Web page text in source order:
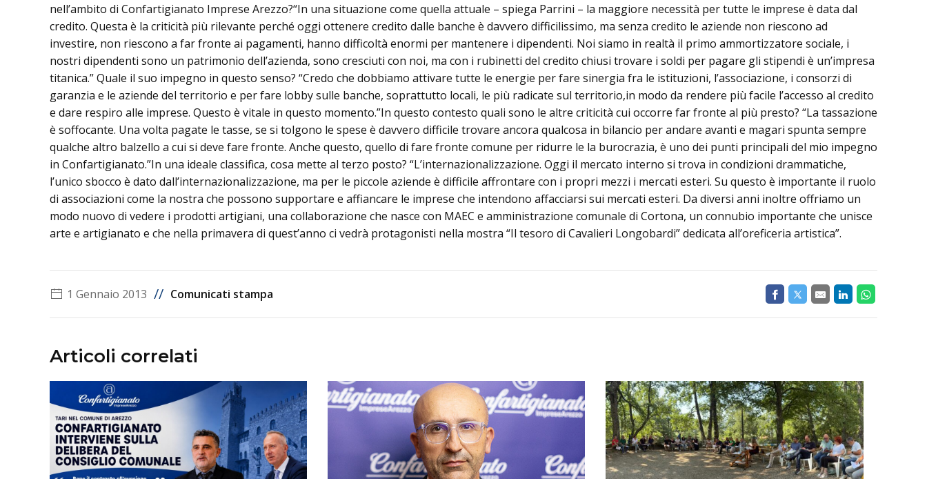
nell’ambito di Confartigianato Imprese Arezzo?“In una situazione come quella attuale – spiega Parrini – la maggiore necessità per tutte le imprese è data dal
credito. Questa è la criticità più rilevante perché oggi ottenere credito dalle banche è davvero difficilissimo, ma senza credito le aziende non riescono ad
investire, non riescono a far fronte ai pagamenti, hanno difficoltà enormi per mantenere i dipendenti. Noi siamo in realtà il primo ammortizzatore sociale, i
nostri dipendenti sono un patrimonio dell’azienda, sono cresciuti con noi, ma con i rubinetti del credito chiusi trovare i soldi per pagare gli stipendi è un’impresa
titanica.” Quale il suo impegno in questo senso? “Credo che dobbiamo attivare tutte le energie per fare sinergia fra le istituzioni, l’associazione, i consorzi di
garanzia e le aziende del territorio e per fare lobby sulle banche, soprattutto locali, le più radicate sul territorio,in modo da rendere più facile l’accesso al credito
e dare respiro alle imprese. Questo è vitale in questo momento.”In questo contesto quali sono le altre criticità cui occorre far fronte al più presto? “La tassazione
è soffocante. Una volta pagate le tasse, se si tolgono le spese è davvero difficile trovare ancora qualcosa in bilancio per andare avanti e magari spunta sempre
qualche altro balzello a cui si deve fare fronte. Anche questo, quello di fare fronte comune per ridurre le la burocrazia, è uno dei punti principali del mio impegno
in Confartigianato.”In una ideale classifica, cosa mette al terzo posto? “L’internazionalizzazione. Oggi il mercato interno si trova in condizioni drammatiche,
l’unico sbocco è dato dall’internazionalizzazione, ma per le piccole aziende è difficile affrontare con i propri mezzi i mercati esteri. Su questo è importante il ruolo
di associazioni come la nostra che possono supportare e affiancare le imprese che intendono affacciarsi sui mercati esteri. Da diversi anni inoltre offriamo un
modo nuovo di vedere i prodotti artigiani, una collaborazione che nasce con MAEC e amministrazione comunale di Cortona, un connubio importante che unisce
arte e artigianato e che nella primavera di quest’anno ci vedrà protagonisti nella mostra “Il tesoro di Cavalieri Longobardi” dedicata all’oreficeria artistica”.
1 Gennaio 2013 // Comunicati stampa
Articoli correlati